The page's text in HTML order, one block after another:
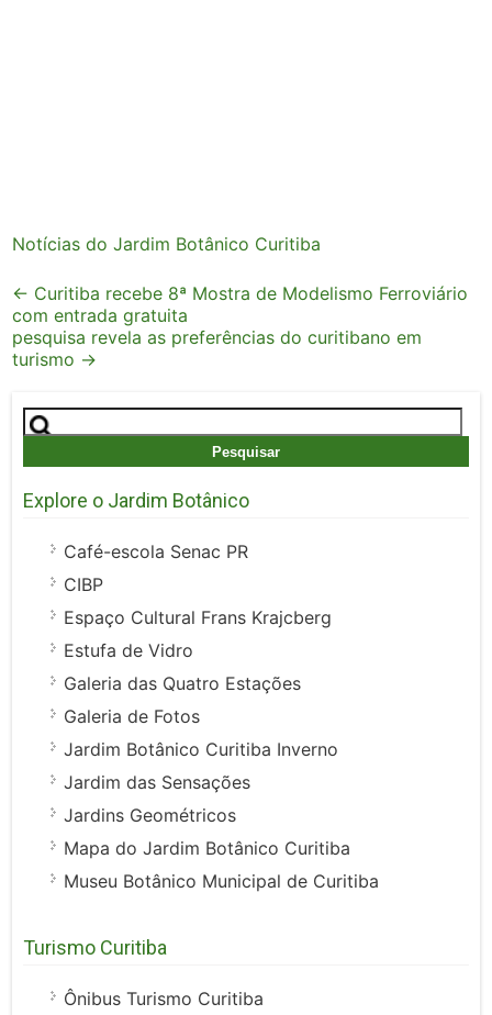
Notícias do Jardim Botânico Curitiba
Post
navigation
← Curitiba recebe 8ª Mostra de Modelismo Ferroviário
com entrada gratuita
pesquisa revela as preferências do curitibano em
turismo →
Pesquisar
por:
Explore o Jardim Botânico
Café-escola Senac PR
CIBP
Espaço Cultural Frans Krajcberg
Estufa de Vidro
Galeria das Quatro Estações
Galeria de Fotos
Jardim Botânico Curitiba Inverno
Jardim das Sensações
Jardins Geométricos
Mapa do Jardim Botânico Curitiba
Museu Botânico Municipal de Curitiba
Turismo Curitiba
Ônibus Turismo Curitiba